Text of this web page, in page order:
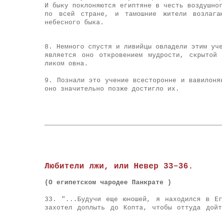
И быку поклоняются египтяне в честь
по всей стране, и тамошние жители
небесного быка.
8. Немного спустя и ливийцы овладели этим
является оно откровением мудрости,
ликом овна.
9. Познали это учение всесторонне и
оно значительно позже достигло их.
Любители лжи, или Невер 33–36.
(О египетском чародее Панкрате )
33. "...Будучи еще юношей, я находился в
захотел доплыть до Копта, чтобы оттуда